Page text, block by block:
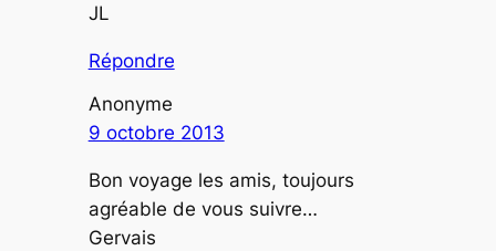
JL
Répondre
Anonyme
9 octobre 2013
Bon voyage les amis, toujours
agréable de vous suivre…
Gervais